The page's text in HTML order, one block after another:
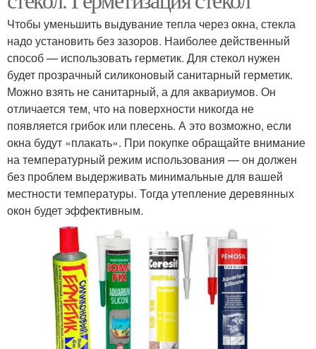
Чтобы уменьшить выдувание тепла через окна, стекла
надо установить без зазоров. Наиболее действенный
способ — использовать герметик. Для стекол нужен
будет прозрачный силиконовый санитарный герметик.
Можно взять не санитарный, а для аквариумов. Он
отличается тем, что на поверхности никогда не
появляется грибок или плесень. А это возможно, если
окна будут «плакать». При покупке обращайте внимание
на температурный режим использования — он должен
без проблем выдерживать минимальные для вашей
местности температуры. Тогда утепление деревянных
окон будет эффективным.